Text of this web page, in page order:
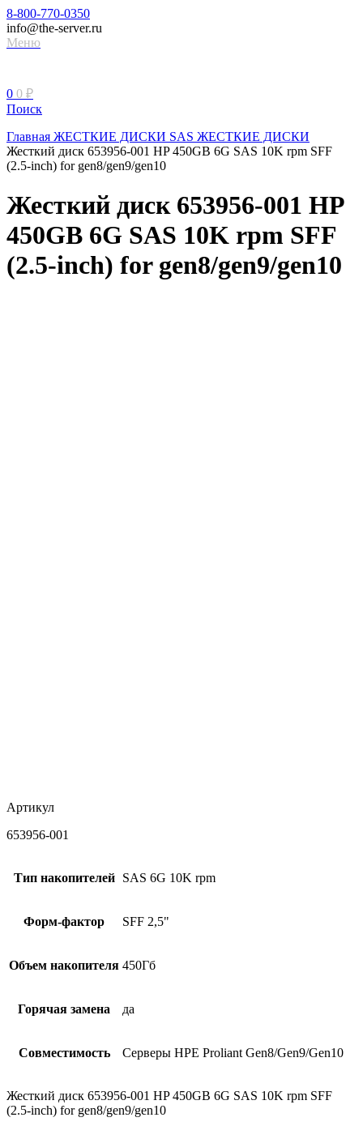
8-800-770-0350
info@the-server.ru
Меню
0 0 ₽
Поиск
Главная ЖЕСТКИЕ ДИСКИ SAS ЖЕСТКИЕ ДИСКИ
Жесткий диск 653956-001 HP 450GB 6G SAS 10K rpm SFF
(2.5-inch) for gen8/gen9/gen10
Жесткий диск 653956-001 HP
450GB 6G SAS 10K rpm SFF
(2.5-inch) for gen8/gen9/gen10
Артикул
653956-001
Тип накопителей SAS 6G 10K rpm
Форм-фактор SFF 2,5"
Объем накопителя 450Гб
Горячая замена да
Совместимость Серверы HPE Proliant Gen8/Gen9/Gen10
Жесткий диск 653956-001 HP 450GB 6G SAS 10K rpm SFF
(2.5-inch) for gen8/gen9/gen10